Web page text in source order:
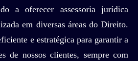
a oferecer assessoria jurídica
em diversas áreas do Direito.
e estratégica para garantir a
de nossos clientes, sempre com